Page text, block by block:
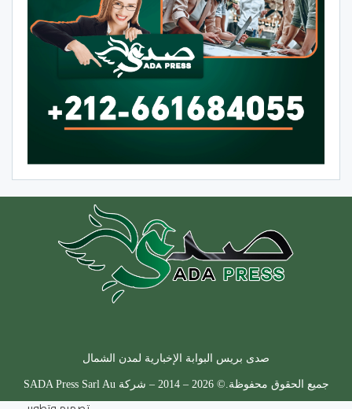
صدى بريس البوابة الإخبارية لمدن الشمال
جميع الحقوق محفوظة.© 2026 – 2014 – شركة SADA Press Sarl Au